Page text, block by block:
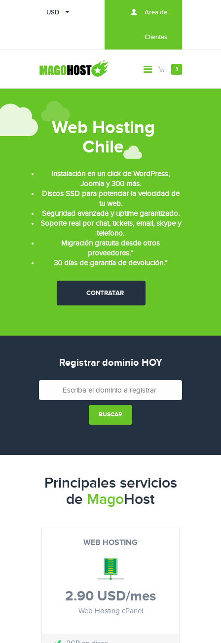
USD Area de
Clientes
1
Web Hosting
Chile
Instalación en un click de WordPress,
Joomla y 300 más.
Discos SSD para potenciar la velocidad de
tu web.
Seguridad avanzada y uptime garantizado.
Soporte real por chat, tickets, email, skype y
telefono.
Migración gratuita desde otros
proveedores.*
30 días de garantía de devolución.*
CONTRATAR
Registrar dominio HOY
Principales servicios
de MagoHost
WEB HOSTING
2.90 USD/mes
Web Hosting cPanel